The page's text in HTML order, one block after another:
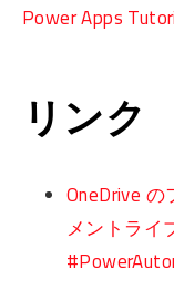
Power Apps
リンク
OneDrive
メントライ